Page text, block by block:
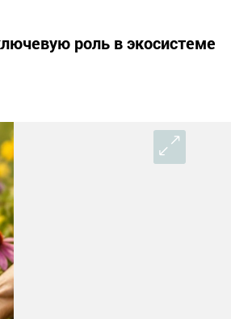
роль в экосистеме